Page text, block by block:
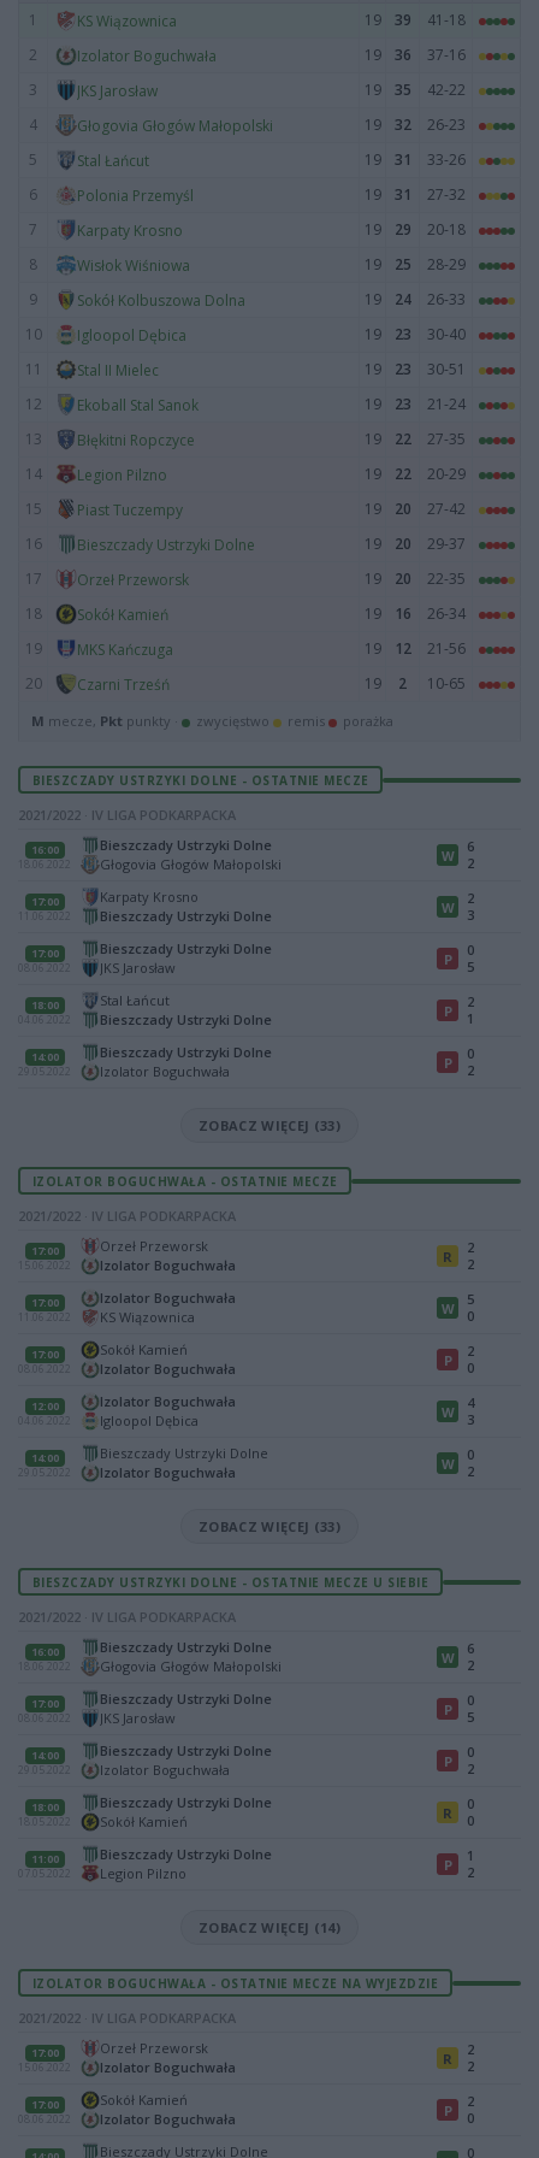
1 KS Wiązownica 19 39
41-18
2
Izolator Boguchwała 19 36
37-16
3
JKS Jarosław 19 35
42-22
4
Głogovia Głogów Małopolski 19 32
26-23
5
Stal Łańcut 19 31
33-26
6
Polonia Przemyśl 19 31
27-32
7
Karpaty Krosno 19 29
20-18
8
Wisłok Wiśniowa 19 25
28-29
9
Sokół Kolbuszowa Dolna 19 24
26-33
10
Igloopol Dębica 19 23
30-40
11
Stal II Mielec 19 23
30-51
12
Ekoball Stal Sanok 19 23
21-24
13
Błękitni Ropczyce 19 22
27-35
14
Legion Pilzno 19 22
20-29
15
Piast Tuczempy 19 20
27-42
16
Bieszczady Ustrzyki Dolne 19 20
29-37
17
Orzeł Przeworsk 19 20
22-35
18
Sokół Kamień 19 16
26-34
19
MKS Kańczuga 19 12
21-56
20
Czarni Trześń 19 2 10-65
M mecze, Pkt punkty · zwycięstwo remis porażka
BIESZCZADY USTRZYKI DOLNE - OSTATNIE MECZE
2021/2022 · IV LIGA PODKARPACKA
16:00
18.06.2022
Bieszczady Ustrzyki Dolne
Głogovia Głogów Małopolski
W
6
2
17:00
11.06.2022
Karpaty Krosno
Bieszczady Ustrzyki Dolne
W
2
3
17:00
08.06.2022
Bieszczady Ustrzyki Dolne
JKS Jarosław
P
0
5
18:00
04.06.2022
Stal Łańcut
Bieszczady Ustrzyki Dolne
P
2
1
14:00
29.05.2022
Bieszczady Ustrzyki Dolne
Izolator Boguchwała
P
0
2
ZOBACZ WIĘCEJ (33)
IZOLATOR BOGUCHWAŁA - OSTATNIE MECZE
2021/2022 · IV LIGA PODKARPACKA
17:00
15.06.2022
Orzeł Przeworsk
Izolator Boguchwała
R
2
2
17:00
11.06.2022
Izolator Boguchwała
KS Wiązownica
W
5
0
17:00
08.06.2022
Sokół Kamień
Izolator Boguchwała
P
2
0
12:00
04.06.2022
Izolator Boguchwała
Igloopol Dębica
W
4
3
14:00
29.05.2022
Bieszczady Ustrzyki Dolne
Izolator Boguchwała
W
0
2
ZOBACZ WIĘCEJ (33)
BIESZCZADY USTRZYKI DOLNE - OSTATNIE MECZE U SIEBIE
2021/2022 · IV LIGA PODKARPACKA
16:00
18.06.2022
Bieszczady Ustrzyki Dolne
Głogovia Głogów Małopolski
W
6
2
17:00
08.06.2022
Bieszczady Ustrzyki Dolne
JKS Jarosław
P
0
5
14:00
29.05.2022
Bieszczady Ustrzyki Dolne
Izolator Boguchwała
P
0
2
18:00
18.05.2022
Bieszczady Ustrzyki Dolne
Sokół Kamień
R
0
0
11:00
07.05.2022
Bieszczady Ustrzyki Dolne
Legion Pilzno
P
1
2
ZOBACZ WIĘCEJ (14)
IZOLATOR BOGUCHWAŁA - OSTATNIE MECZE NA WYJEZDZIE
2021/2022 · IV LIGA PODKARPACKA
17:00
15.06.2022
Orzeł Przeworsk
Izolator Boguchwała
R
2
2
17:00
08.06.2022
Sokół Kamień
Izolator Boguchwała
P
2
0
Bieszczady Ustrzyki Dolne
0